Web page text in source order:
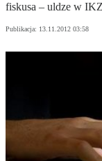
fiskusa – uldze w
Publikacja: 13.11.2012 03:58